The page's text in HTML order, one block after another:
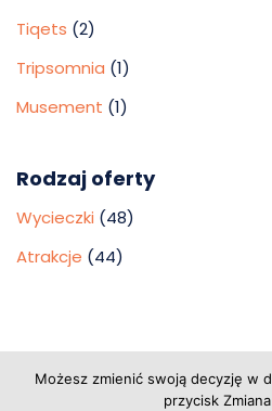
Tiqets (2)
Tripsomnia (1)
Musement (1)
Rodzaj oferty
Wycieczki (48)
Atrakcje (44)
Copyright © 2026 Grupa
Możesz zmienić swoją decyzję w
przycisk